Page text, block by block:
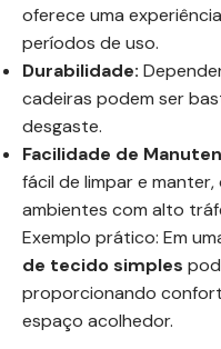
oferece uma
períodos de uso.
Durabilidade:
cadeiras podem ser
desgaste.
Facilidade de
fácil de limpar e manter,
ambientes com alto
Exemplo prático: Em
de tecido simples
proporcionando
espaço acolhedor.